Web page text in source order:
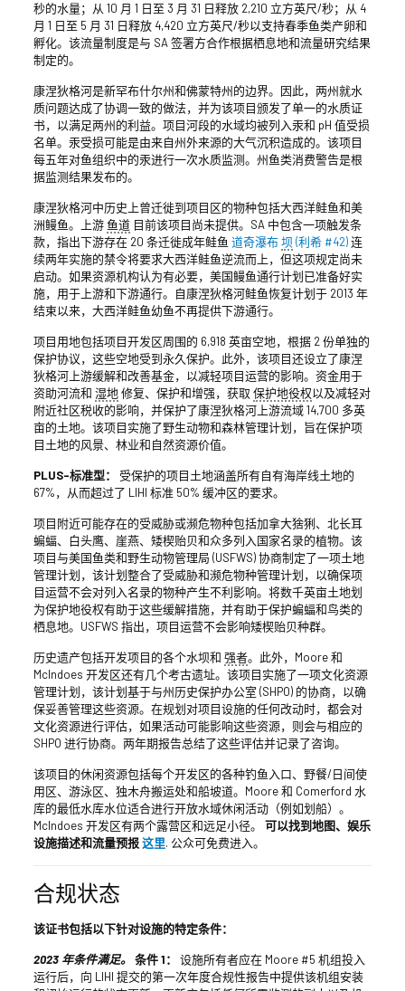
秒的水量；从 10 月 1 日至 3 月 31 日释放 2,210 立方英尺/秒；从 4
月 1 日至 5 月 31 日释放 4,420 立方英尺/秒以支持春季鱼类产卵和
孵化。该流量制度是与 SA 签署方合作根据栖息地和流量研究结果
制定的。
康涅狄格河是新罕布什尔州和佛蒙特州的边界。因此，两州就水
质问题达成了协调一致的做法，并为该项目颁发了单一的水质证
书，以满足两州的利益。项目河段的水域均被列入汞和 pH 值受损
名单。汞受损可能是由来自州外来源的大气沉积造成的。该项目
每五年对鱼组织中的汞进行一次水质监测。州鱼类消费警告是根
据监测结果发布的。
康涅狄格河中历史上曾迁徙到项目区的物种包括大西洋鲑鱼和美
洲鳗鱼。上游鱼道目前该项目尚未提供。SA 中包含一项触发条
款，指出下游存在 20 条迁徙成年鲑鱼 道奇瀑布坝 (利希 #42)连
续两年实施的禁令将要求大西洋鲑鱼逆流而上，但这项规定尚未
启动。如果资源机构认为有必要，美国鳗鱼通行计划已准备好实
施，用于上游和下游通行。自康涅狄格河鲑鱼恢复计划于 2013 年
结束以来，大西洋鲑鱼幼鱼不再提供下游通行。
项目用地包括项目开发区周围的 6,918 英亩空地，根据 2 份单独的
保护协议，这些空地受到永久保护。此外，该项目还设立了康涅
狄格河上游缓解和改善基金，以减轻项目运营的影响。资金用于
资助河流和 湿地 修复、保护和增强，获取 保护地役权以及减轻对
附近社区税收的影响，并保护了康涅狄格河上游流域 14,700 多英
亩的土地。该项目实施了野生动物和森林管理计划，旨在保护项
目土地的风景、林业和自然资源价值。
PLUS-标准型：
受保护的项目土地涵盖所有自有海岸线土地的
67%，从而超过了 LIHI 标准 50% 缓冲区的要求。
项目附近可能存在的受威胁或濒危物种包括加拿大猞猁、北长耳
蝙蝠、白头鹰、崖燕、矮楔贻贝和众多列入国家名录的植物。该
项目与美国鱼类和野生动物管理局 (USFWS) 协商制定了一项土地
管理计划，该计划整合了受威胁和濒危物种管理计划，以确保项
目运营不会对列入名录的物种产生不利影响。将数千英亩土地划
为保护地役权有助于这些缓解措施，并有助于保护蝙蝠和鸟类的
栖息地。USFWS 指出，项目运营不会影响矮楔贻贝种群。
历史遗产包括开发项目的各个水坝和 强者。此外，Moore 和
McIndoes 开发区还有几个考古遗址。该项目实施了一项文化资源
管理计划，该计划基于与州历史保护办公室 (SHPO) 的协商，以确
保妥善管理这些资源。在规划对项目设施的任何改动时，都会对
文化资源进行评估，如果活动可能影响这些资源，则会与相应的
SHPO 进行协商。两年期报告总结了这些评估并记录了咨询。
该项目的休闲资源包括每个开发区的各种钓鱼入口、野餐/日间使
用区、游泳区、独木舟搬运处和船坡道。Moore 和 Comerford 水
库的最低水库水位适合进行开放水域休闲活动（例如划船）。
McIndoes 开发区有两个露营区和远足小径。 可以找到地图、娱乐
设施描述和流量预报这里. 公众可免费进入。
合规状态
该证书包括以下针对设施的特定条件：
2023 年条件满足。 条件 1：
设施所有者应在 Moore #5 机组投入
运行后，向 LIHI 提交的第一次年度合规性报告中提供该机组安装